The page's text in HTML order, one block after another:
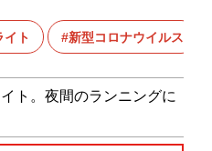
イト 新型コロナウイルス
ト。夜間のランニングに